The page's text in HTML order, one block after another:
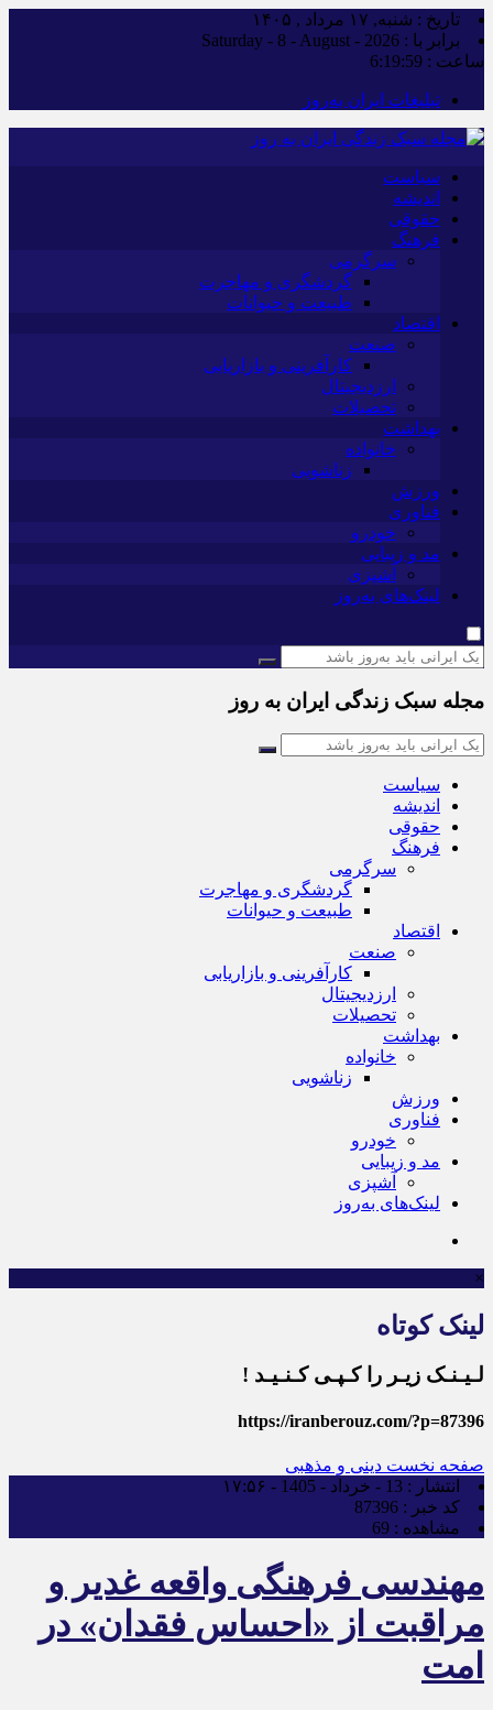
تاریخ : شنبه, ۱۷ مرداد , ۱۴۰۵
برابر با : Saturday - 8 - August - 2026
ساعت : 6:20:00
تبلیغات ایران به‌روز
سیاست
اندیشه
حقوقی
فرهنگ
سرگرمی
گردشگری و مهاجرت
طبیعت و حیوانات
اقتصاد
صنعت
کارآفرینی و بازاریابی
ارزدیجیتال
تحصیلات
بهداشت
خانواده
زناشویی
ورزش
فناوری
خودرو
مد و زیبایی
آشپزی
لینک‌های به‌روز
مجله سبک زندگی ایران به روز
سیاست
اندیشه
حقوقی
فرهنگ
سرگرمی
گردشگری و مهاجرت
طبیعت و حیوانات
اقتصاد
صنعت
کارآفرینی و بازاریابی
ارزدیجیتال
تحصیلات
بهداشت
خانواده
زناشویی
ورزش
فناوری
خودرو
مد و زیبایی
آشپزی
لینک‌های به‌روز
×
لینک کوتاه
لـیـنـک زیـر را کـپـی کـنـیـد !
https://iranberouz.com/?p=87396
صفحه نخست دینی و مذهبی
انتشار : 13 - خرداد - 1405 - ۱۷:۵۶
کد خبر : 87396
مشاهده : 69
مهندسی فرهنگی واقعه غدیر و
مراقبت از «احساس فقدان» در
امت